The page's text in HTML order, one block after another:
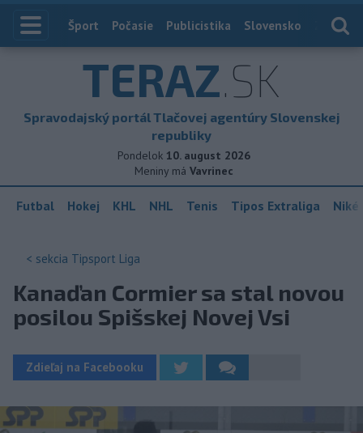
Index
Šport Počasie Publicistika Slovensko
TERAZ.SK
Spravodajský portál Tlačovej agentúry Slovenskej
republiky
Pondelok 10. august 2026
Meniny má Vavrinec
Futbal Hokej KHL NHL Tenis Tipos Extraliga
< sekcia Tipsport Liga
Kanaďan Cormier sa stal novou
posilou Spišskej Novej Vsi
Zdieľaj na Facebooku